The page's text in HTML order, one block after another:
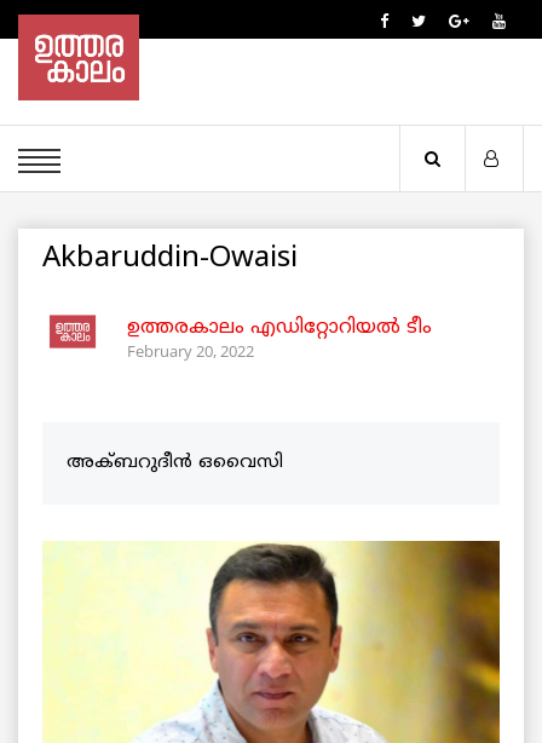
Akbaruddin-Owaisi
ഉത്തരകാലം എഡിറ്റോറിയല്‍ ടീം
February 20, 2022
അക്ബറുദീൻ ഒവൈസി